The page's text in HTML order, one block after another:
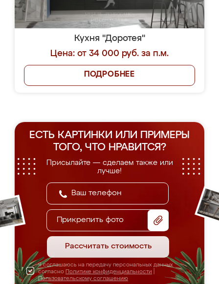
Кухня "Доротея"
Цена: от 34 000 руб. за п.м.
ПОДРОБНЕЕ
ЕСТЬ КАРТИНКИ ИЛИ ПРИМЕРЫ
ТОГО, ЧТО НРАВИТСЯ?
Присылайте — сделаем также или
лучше!
Прикрепить фото
Рассчитать стоимость
Я соглашаюсь на передачу персональных данных
согласно Политике конфиденциальности
Пользовательскому соглашению